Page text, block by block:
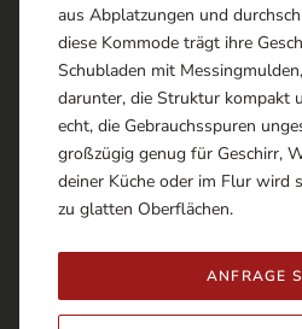
aus Abplatzungen und
diese Kommode trägt ihre
Schubladen mit
darunter, die Struktur kompakt
echt, die Gebrauchsspuren
großzügig genug für Geschirr,
deiner Küche oder im Flur wird
zu glatten Oberflächen.
ANFRAGE